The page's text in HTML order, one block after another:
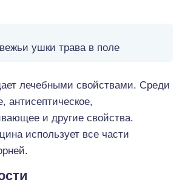
ушки трава в поле
лечебными свойствами. Среди
антисептическое,
и другие свойства.
использует все части